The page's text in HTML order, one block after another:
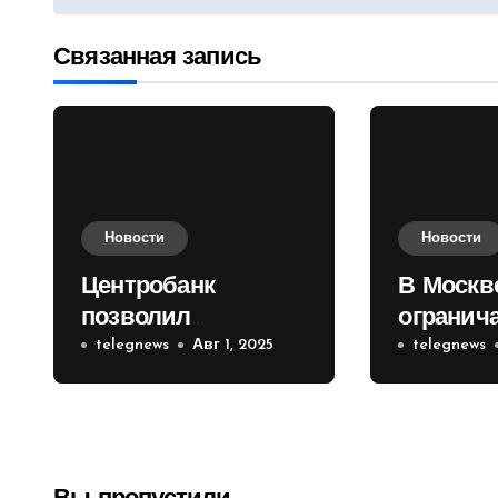
по
записям
Связанная запись
Новости
Центробанк
позволил
инвесторам из
враждебных
telegnews Авг 1, 2025
Новости
В
telegnews